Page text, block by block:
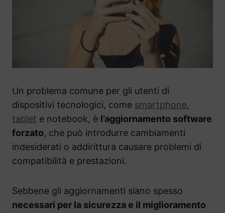
Un problema comune per gli utenti di
dispositivi tecnologici, come smartphone,
tablet e notebook, è l’aggiornamento software
forzato, che può introdurre cambiamenti
indesiderati o addirittura causare problemi di
compatibilità e prestazioni.
Sebbene gli aggiornamenti siano spesso
necessari per la sicurezza e il miglioramento